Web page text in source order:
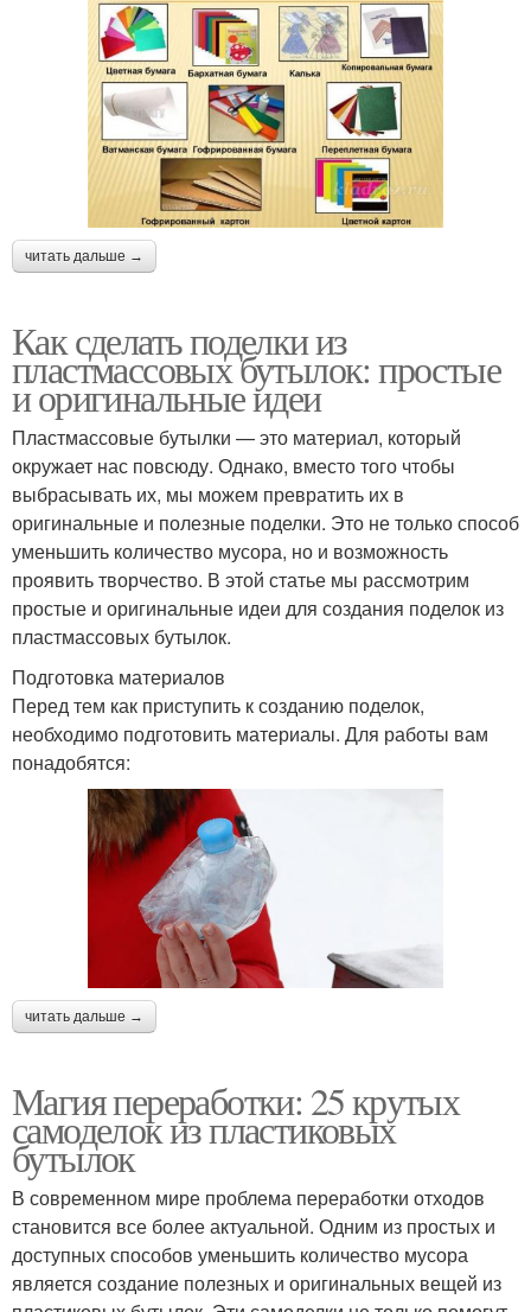
читать дальше →
Как сделать поделки из
пластмассовых бутылок: простые
и оригинальные идеи
Пластмассовые бутылки — это материал, который
окружает нас повсюду. Однако, вместо того чтобы
выбрасывать их, мы можем превратить их в
оригинальные и полезные поделки. Это не только способ
уменьшить количество мусора, но и возможность
проявить творчество. В этой статье мы рассмотрим
простые и оригинальные идеи для создания поделок из
пластмассовых бутылок.
Подготовка материалов
Перед тем как приступить к созданию поделок,
необходимо подготовить материалы. Для работы вам
понадобятся:
читать дальше →
Магия переработки: 25 крутых
самоделок из пластиковых
бутылок
В современном мире проблема переработки отходов
становится все более актуальной. Одним из простых и
доступных способов уменьшить количество мусора
является создание полезных и оригинальных вещей из